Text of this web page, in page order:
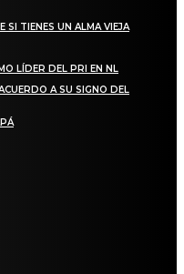
SI TIENES UN ALMA VIEJA
LÍDER DEL PRI EN NL
A SU SIGNO DEL